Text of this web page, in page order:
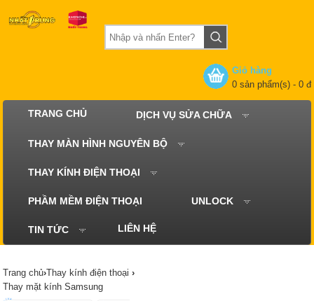
Giỏ hàng
0 sản phẩm(s) - 0 đ
TRANG CHỦ DỊCH VỤ SỬA CHỮA
THAY MÀN HÌNH NGUYÊN BỘ
THAY KÍNH ĐIỆN THOẠI
PHẦM MỀM ĐIỆN THOẠI UNLOCK
TIN TỨC LIÊN HỆ
Trang chủ›Thay kính điện thoại›
Thay mặt kính Samsung